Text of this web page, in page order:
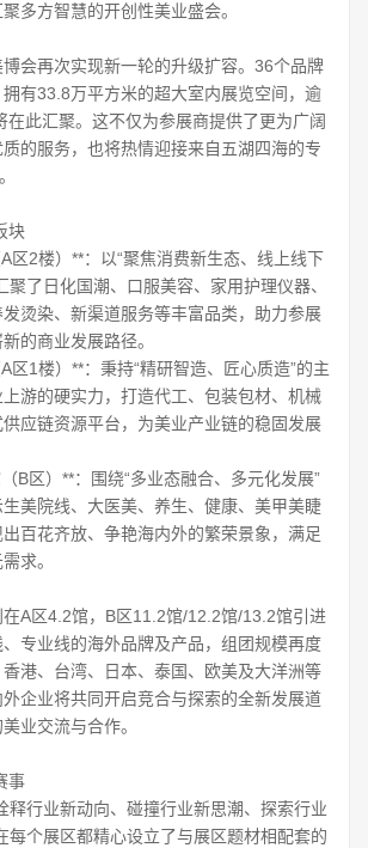
多方智慧的开创性美业盛会。
会再次实现新一轮的升级扩容。36个品牌
有33.8万平方米的超大室内展览空间，逾
在此汇聚。这不仅为参展商提供了更为广阔
的服务，也将热情迎接来自五湖四海的专
块
区2楼）**：以“聚焦消费新生态、线上线下
聚了日化国潮、口服美容、家用护理仪器、
烫染、新渠道服务等丰富品类，助力参展
的商业发展路径。
区1楼）**：秉持“精研智造、匠心质造”的主
游的硬实力，打造代工、包装包材、机械
应链资源平台，为美业产业链的稳固发展
B区）**：围绕“多业态融合、多元化发展”
美院线、大医美、养生、健康、美甲美睫
百花齐放、争艳海内外的繁荣景象，满足
求。
A区4.2馆，B区11.2馆/12.2馆/13.2馆引进
专业线的海外品牌及产品，组团规模再度
港、台湾、日本、泰国、欧美及大洋洲等
企业将共同开启竞合与探索的全新发展道
业交流与合作。
事
释行业新动向、碰撞行业新思潮、探索行业
每个展区都精心设立了与展区题材相配套的